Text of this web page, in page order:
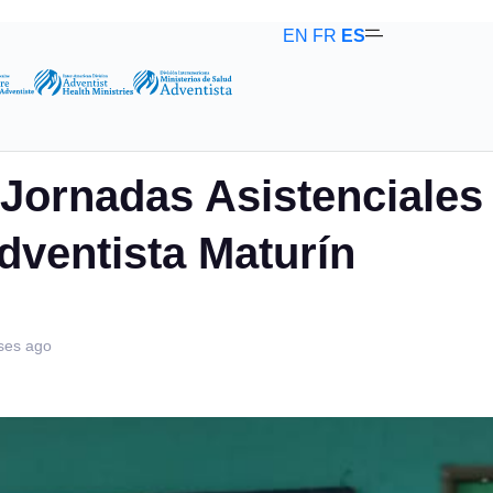
EN FR ES
Asistenciales
Maturín
ago